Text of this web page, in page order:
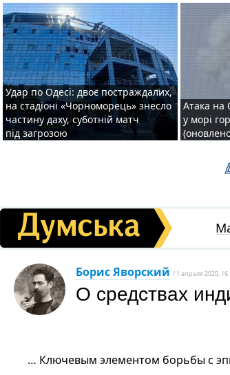
Удар по Одесі: двоє постраждалих,
на стадіоні «Чорноморець» знесло
частину даху, суботній матч
під загрозою
Атака на
у морі
Борис Яворский / 1 апреля 2020,
О средствах
… Ключевым элементом борьбы с